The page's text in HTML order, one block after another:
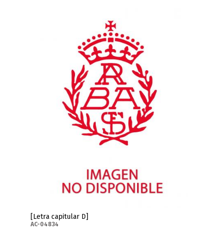
[Letra capitular D]
AC-04834